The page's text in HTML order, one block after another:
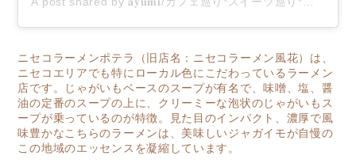
ニセコラーメンポテラ
（旧店名：ニセコラーメン風花）は、
ニセコエリアでも特にローカル色にこだわっているラーメン
店です。じゃがいもベースのスープが有名で、味噌、塩、醤
油の定番のスープの上に、クリーミーな泡状のじゃがいもス
ープが乗っているのが特徴。見た目のインパクト、濃厚で風
味豊かなこちらのラーメンは、美味しいジャガイモが自慢の
この地域のエッセンスを凝縮しています。